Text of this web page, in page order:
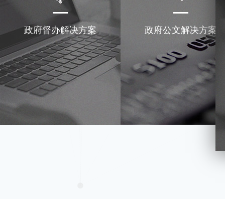
政府督办解决方案 政府公文解决方案